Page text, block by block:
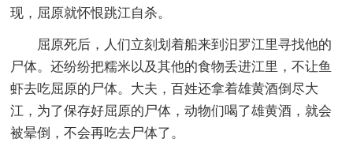
现，屈原就怀恨跳江自杀。
屈原死后，人们立刻划着船来到汨罗江里寻找他的
尸体。还纷纷把糯米以及其他的食物丢进江里，不让鱼
虾去吃屈原的尸体。大夫，百姓还拿着雄黄酒倒尽大
江，为了保存好屈原的尸体，动物们喝了雄黄酒，就会
被晕倒，不会再吃去尸体了。